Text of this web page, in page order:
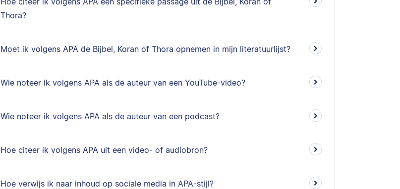
Thora?
Moet ik volgens APA de Bijbel, Koran of Thora opnemen in mijn literatuurlijst?
Wie noteer ik volgens APA als de auteur van een YouTube-video?
Wie noteer ik volgens APA als de auteur van een podcast?
Hoe citeer ik volgens APA uit een video- of audiobron?
Hoe verwijs ik naar inhoud op sociale media in APA-stijl?